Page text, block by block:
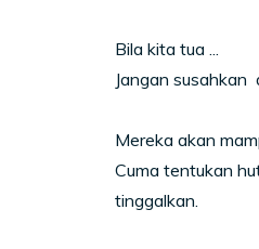
Bila kita tua ...
Jangan susahkan
Mereka akan
Cuma tentukan
tinggalkan.